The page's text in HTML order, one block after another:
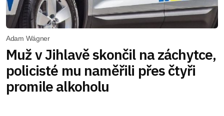
Adam Wágner
Muž v Jihlavě skončil na záchytce,
policisté mu naměřili přes čtyři
promile alkoholu